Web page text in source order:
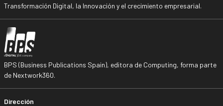
Transformación Digital, la Innovación y el crecimiento empresarial.
BPS (Business Publications Spain), editora de Computing, forma parte
de Nextwork360.
Dirección